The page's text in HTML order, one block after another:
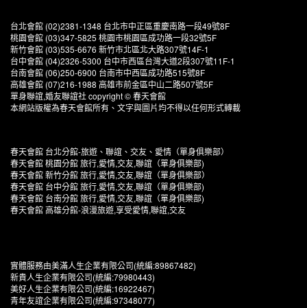
台北會館 (02)2381-1348 台北市中正區重慶南路一段49號8F
桃園會館 (03)347-5825 桃園市桃園區成功路一段32號5F
新竹會館 (03)535-6676 新竹市北區北大路307號14F-1
台中會館 (04)2326-5300 台中市西區台灣大道2段307號11F-1
台南會館 (06)250-6900 台南市中西區成功路515號8F
高雄會館 (07)216-1988 高雄市前金區中山二路507號5F
單身聯誼,婚友聯誼社 copyright © 春天會館
本網站版權為春天會館所有、文字與圖片均不得以任何形式轉載
春天會館 台北分館-旅遊、聯誼、交友、愛情（單身俱樂部）
春天會館 桃園分館 旅行,愛情,交友,聯誼（單身俱樂部)
春天會館 新竹分館 旅行,愛情,交友,聯誼（單身俱樂部）
春天會館 台中分館 旅行,愛情,交友,聯誼（單身俱樂部)
春天會館 台南分館 旅行,愛情,交友,聯誼（單身俱樂部)
春天會館 高雄分館-浪漫旅遊,享受愛情,聯誼,交友
實體服務由美滿人生企業有限公司(統編:89867482)
新貴人生企業有限公司(統編:79980443)
美好人生企業有限公司(統編:16922467)
青年友誼企業有限公司(統編:97348077)